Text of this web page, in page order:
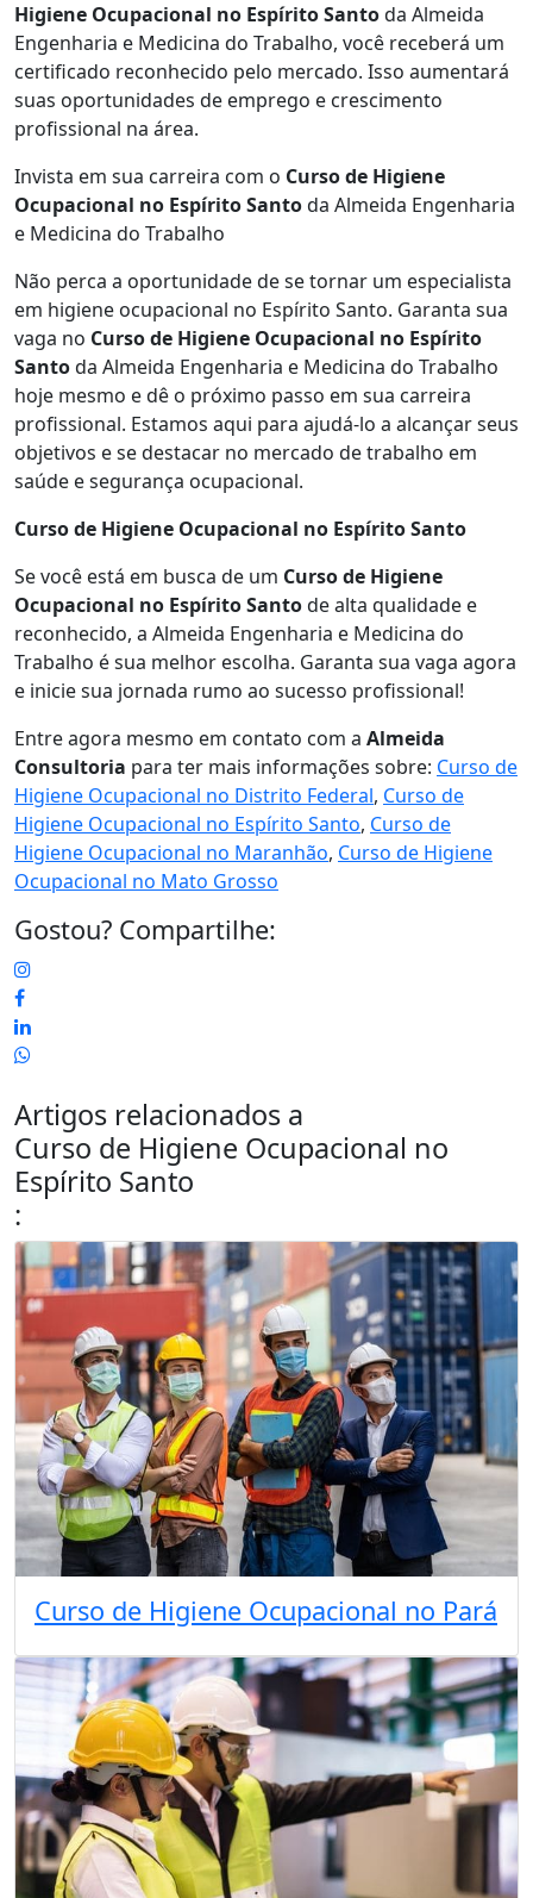
Higiene Ocupacional no Espírito Santoda Almeida
Engenharia e Medicina do Trabalho, você receberá um
certificado reconhecido pelo mercado. Isso aumentará
suas oportunidades de emprego e crescimento
profissional na área.
Invista em sua carreira com o Curso de Higiene
Ocupacional no Espírito Santoda Almeida Engenharia
e Medicina do Trabalho
Não perca a oportunidade de se tornar um especialista
em higiene ocupacional no Espírito Santo. Garanta sua
vaga no Curso de Higiene Ocupacional no Espírito
Santoda Almeida Engenharia e Medicina do Trabalho
hoje mesmo e dê o próximo passo em sua carreira
profissional. Estamos aqui para ajudá-lo a alcançar seus
objetivos e se destacar no mercado de trabalho em
saúde e segurança ocupacional.
Curso de Higiene Ocupacional no Espírito Santo
Se você está em busca de um Curso de Higiene
Ocupacional no Espírito Santode alta qualidade e
reconhecido, a Almeida Engenharia e Medicina do
Trabalho é sua melhor escolha. Garanta sua vaga agora
e inicie sua jornada rumo ao sucesso profissional!
Entre agora mesmo em contato com a Almeida
Consultoria para ter mais informações sobre: Curso de
Higiene Ocupacional no Distrito Federal, Curso de
Higiene Ocupacional no Espírito Santo, Curso de
Higiene Ocupacional no Maranhão, Curso de Higiene
Ocupacional no Mato Grosso
Gostou? Compartilhe:
Artigos relacionados a
Curso de Higiene Ocupacional no
Espírito Santo
:
Curso de Higiene Ocupacional no Pará